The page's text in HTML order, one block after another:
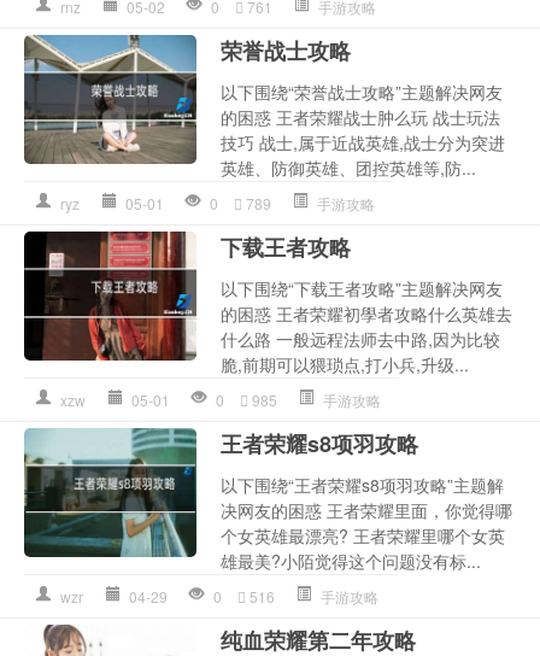
rnz 05-02 0 761 手游攻略
荣誉战士攻略
以下围绕“荣誉战士攻略”主题解决网友
的困惑 王者荣耀战士肿么玩 战士玩法
技巧 战士,属于近战英雄,战士分为突进
英雄、防御英雄、团控英雄等,防...
ryz 05-01 0 789 手游攻略
下载王者攻略
以下围绕“下载王者攻略”主题解决网友
的困惑 王者荣耀初學者攻略什么英雄去
什么路 一般远程法师去中路,因为比较
脆,前期可以猥琐点,打小兵,升级...
xzw 05-01 0 985 手游攻略
王者荣耀s8项羽攻略
以下围绕“王者荣耀s8项羽攻略”主题解
决网友的困惑 王者荣耀里面，你觉得哪
个女英雄最漂亮? 王者荣耀里哪个女英
雄最美?小陌觉得这个问题没有标...
wzr 04-29 0 516 手游攻略
纯血荣耀第二年攻略